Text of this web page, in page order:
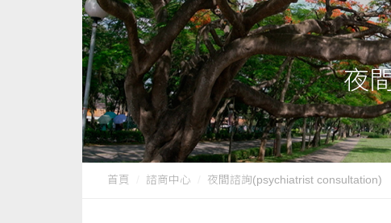
夜
首頁 諮商中心 夜間諮詢(psychiatrist consultation)